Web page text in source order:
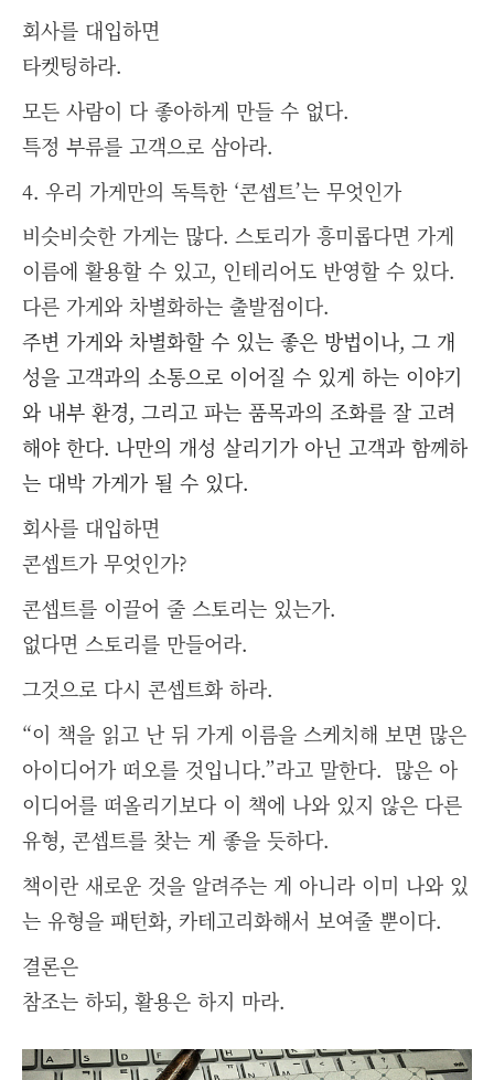
회사를 대입하면
타켓팅하라.
모든 사람이 다 좋아하게 만들 수 없다.
특정 부류를 고객으로 삼아라.
4. 우리 가게만의 독특한 ‘콘셉트’는 무엇인가
비슷비슷한 가게는 많다. 스토리가 흥미롭다면 가게
이름에 활용할 수 있고, 인테리어도 반영할 수 있다.
다른 가게와 차별화하는 출발점이다.
주변 가게와 차별화할 수 있는 좋은 방법이나, 그 개
성을 고객과의 소통으로 이어질 수 있게 하는 이야기
와 내부 환경, 그리고 파는 품목과의 조화를 잘 고려
해야 한다. 나만의 개성 살리기가 아닌 고객과 함께하
는 대박 가게가 될 수 있다.
회사를 대입하면
콘셉트가 무엇인가?
콘셉트를 이끌어 줄 스토리는 있는가.
없다면 스토리를 만들어라.
그것으로 다시 콘셉트화 하라.
“이 책을 읽고 난 뒤 가게 이름을 스케치해 보면 많은
아이디어가 떠오를 것입니다.”라고 말한다. 많은 아
이디어를 떠올리기보다 이 책에 나와 있지 않은 다른
유형, 콘셉트를 찾는 게 좋을 듯하다.
책이란 새로운 것을 알려주는 게 아니라 이미 나와 있
는 유형을 패턴화, 카테고리화해서 보여줄 뿐이다.
결론은
참조는 하되, 활용은 하지 마라.